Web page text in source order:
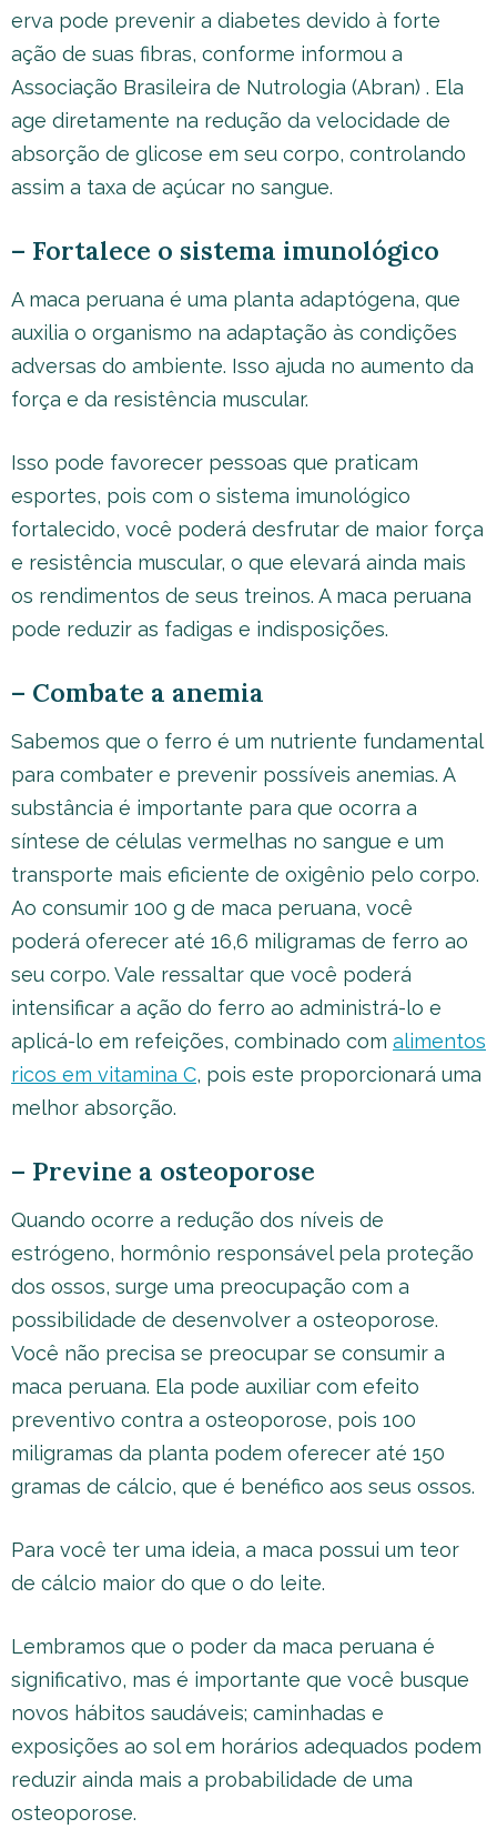
erva pode prevenir a diabetes devido à forte
ação de suas fibras, conforme informou a
Associação Brasileira de Nutrologia (Abran) . Ela
age diretamente na redução da velocidade de
absorção de glicose em seu corpo, controlando
assim a taxa de açúcar no sangue.
– Fortalece o sistema imunológico
A maca peruana é uma planta adaptógena, que
auxilia o organismo na adaptação às condições
adversas do ambiente. Isso ajuda no aumento da
força e da resistência muscular.
Isso pode favorecer pessoas que praticam
esportes, pois com o sistema imunológico
fortalecido, você poderá desfrutar de maior força
e resistência muscular, o que elevará ainda mais
os rendimentos de seus treinos. A maca peruana
pode reduzir as fadigas e indisposições.
– Combate a anemia
Sabemos que o ferro é um nutriente fundamental
para combater e prevenir possíveis anemias. A
substância é importante para que ocorra a
síntese de células vermelhas no sangue e um
transporte mais eficiente de oxigênio pelo corpo.
Ao consumir 100 g de maca peruana, você
poderá oferecer até 16,6 miligramas de ferro ao
seu corpo. Vale ressaltar que você poderá
intensificar a ação do ferro ao administrá-lo e
aplicá-lo em refeições, combinado com alimentos
ricos em vitamina C, pois este proporcionará uma
melhor absorção.
– Previne a osteoporose
Quando ocorre a redução dos níveis de
estrógeno, hormônio responsável pela proteção
dos ossos, surge uma preocupação com a
possibilidade de desenvolver a osteoporose.
Você não precisa se preocupar se consumir a
maca peruana. Ela pode auxiliar com efeito
preventivo contra a osteoporose, pois 100
miligramas da planta podem oferecer até 150
gramas de cálcio, que é benéfico aos seus ossos.
Para você ter uma ideia, a maca possui um teor
de cálcio maior do que o do leite.
Lembramos que o poder da maca peruana é
significativo, mas é importante que você busque
novos hábitos saudáveis; caminhadas e
exposições ao sol em horários adequados podem
reduzir ainda mais a probabilidade de uma
osteoporose.